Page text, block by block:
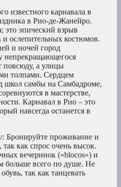
известного карнавала в
в Рио-де-Жанейро.
это эпический взрыв
ослепительных костюмов.
и ночей город
непрекращающегося
повсюду, а улицы
толпами. Сердцем
школ самбы на Самбадроме,
в мастерстве,
Карнавал в Рио – это
навсегда останется в
Бронируйте проживание и
так как спрос очень высок.
вечеринок («blocos») и
больше всего по душе. Не
так как танцевать